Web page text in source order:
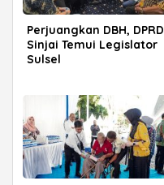
Perjuangkan DBH, DPRD
Sinjai Temui Legislator
Sulsel